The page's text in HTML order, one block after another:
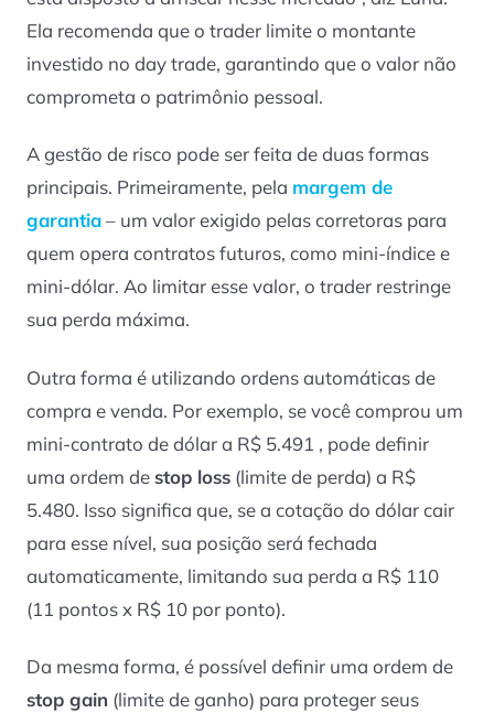
Ela recomenda que o trader limite o montante
investido no day trade, garantindo que o valor não
comprometa o patrimônio pessoal.
A gestão de risco pode ser feita de duas formas
principais. Primeiramente, pela margem de
garantia– um valor exigido pelas corretoras para
quem opera contratos futuros, como mini-índice e
mini-dólar. Ao limitar esse valor, o trader restringe
sua perda máxima.
Outra forma é utilizando ordens automáticas de
compra e venda. Por exemplo, se você comprou um
mini-contrato de dólar a R$ 5.491 , pode definir
uma ordem de stop loss (limite de perda) a R$
5.480. Isso significa que, se a cotação do dólar cair
para esse nível, sua posição será fechada
automaticamente, limitando sua perda a R$ 110
(11 pontos x R$ 10 por ponto).
Da mesma forma, é possível definir uma ordem de
stop gain (limite de ganho) para proteger seus